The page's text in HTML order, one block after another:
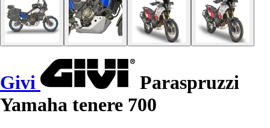
Givi
Paraspruzzi
Yamaha tenere 700